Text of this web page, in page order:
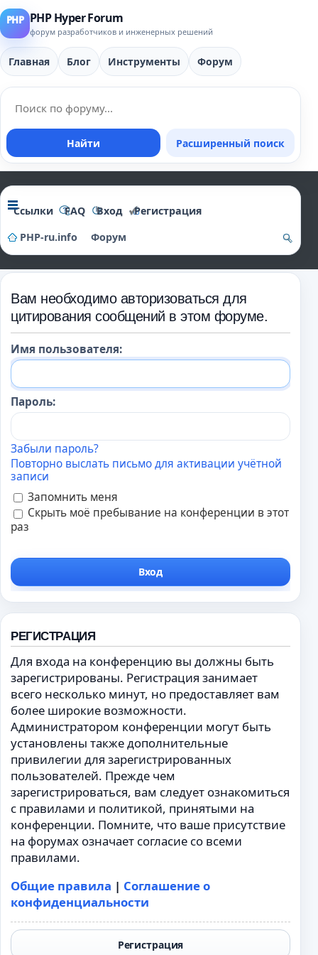
PHP Hyper Forum
форум разработчиков и инженерных решений
Главная Блог Инструменты Форум
Найти Расширенный поиск
Ссылки FAQ Вход
Регистрация
PHP-ru.info
Форум
Вам необходимо авторизоваться для
цитирования сообщений в этом форуме.
Имя пользователя:
Пароль:
Забыли пароль?
Повторно выслать письмо для активации учётной
записи
Запомнить меня
Скрыть моё пребывание на конференции в этот
раз
РЕГИСТРАЦИЯ
Для входа на конференцию вы должны быть
зарегистрированы. Регистрация занимает
всего несколько минут, но предоставляет вам
более широкие возможности.
Администратором конференции могут быть
установлены также дополнительные
привилегии для зарегистрированных
пользователей. Прежде чем
зарегистрироваться, вам следует ознакомиться
с правилами и политикой, принятыми на
конференции. Помните, что ваше присутствие
на форумах означает согласие со всеми
правилами.
Общие правила | Соглашение о
конфиденциальности
Регистрация